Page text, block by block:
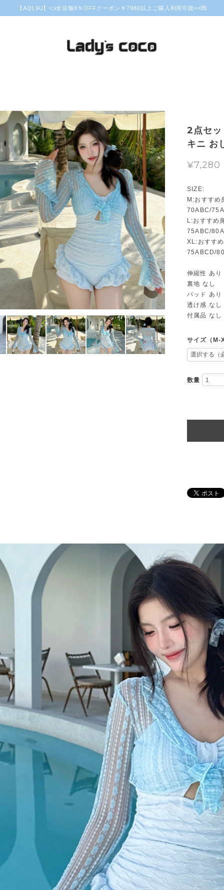
【AQL9U】👈全店舗8％OFFクーポン￥7980以上ご購入利用可能<<💌
2点セ
キニ お
¥7,280
SIZE:
M:おすす
70ABC/
L:おすすめ
75ABC/
XL:おすす
75ABCD/
伸縮性 あり
裏地 なし
パッド あり
透け感 なし
付属品 なし
サイズ（M-
数量